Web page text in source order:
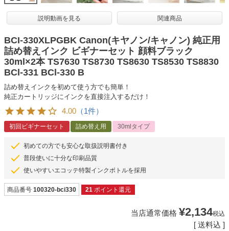
会員専用商品
説明動画を見る 関連商品
BCI-330XLPGBK Canon(キヤノン/キャノン) 純正用
詰め替えインク ビギナーセット 顔料ブラック
30ml×2本 TS7630 TS8730 TS8630 TS8530 TS8830
BCl-331 BCl-330 B
詰め替えインクを初めて使う方でも簡単！
純正カートリッジにインクを直接注入するだけ！
4.00 （1件）
初回ビギナーセット 詰め替え用 30mlタイプ
初めての方でも安心な取扱説明書付き
普段使いに十分な印刷品質
使いやすいエコッテ特製インクボトルを採用
商品番号 100320-bci330 21 ポイント還元
当店通常価格 ¥2,134税込
送料込